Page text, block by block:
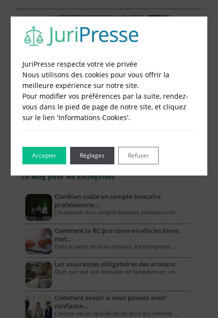
Le Blog pour les Entreprises
Combien coûte un compte bancaire
professionne…
L’ouverture d’un compte bancaire professionnel …
Comment la RC pro couvre-t-elle les biens
mat…
Dans le cadre de leurs activités, les entreprises …
Les assurances obligatoires des artisans
Quel que soit son domaine de compétences, un …
Comment savoir si vous pouvez avoir
confiance…
L'avocat est un spécialiste du droit qui informe …
JuriPresse respecte votre vie privée
Nous utilisons des cookies pour vous offrir la
meilleure expérience sur notre site.
Pour modifier vos préférences par la suite, rendez-
vous dans le pied de page de notre site, et cliquez
sur le lien 'Informations Cookies'.
Accepter Refuser
Réglages